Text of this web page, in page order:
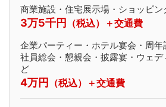
商業施設・住宅展示場・ショッピ
3万5千円 （税込）＋交通費
企業パーティー・ホテル宴会・周年
社員総会・懇親会・披露宴・ウェ
ど
4万円 （税込）＋交通費